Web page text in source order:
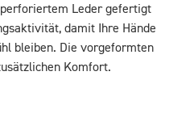
perforiertem Leder gefertigt
damit Ihre Hände
bleiben. Die vorgeformten
Komfort.